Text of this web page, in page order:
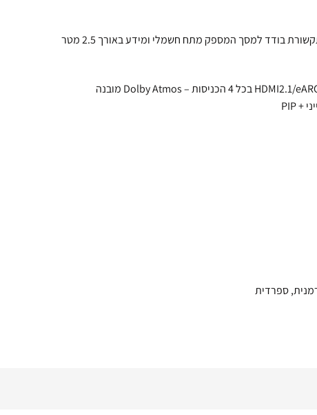
בודד למסך המספק מתח חשמלי ומידע באורך 2.5 מטר
ספרדית